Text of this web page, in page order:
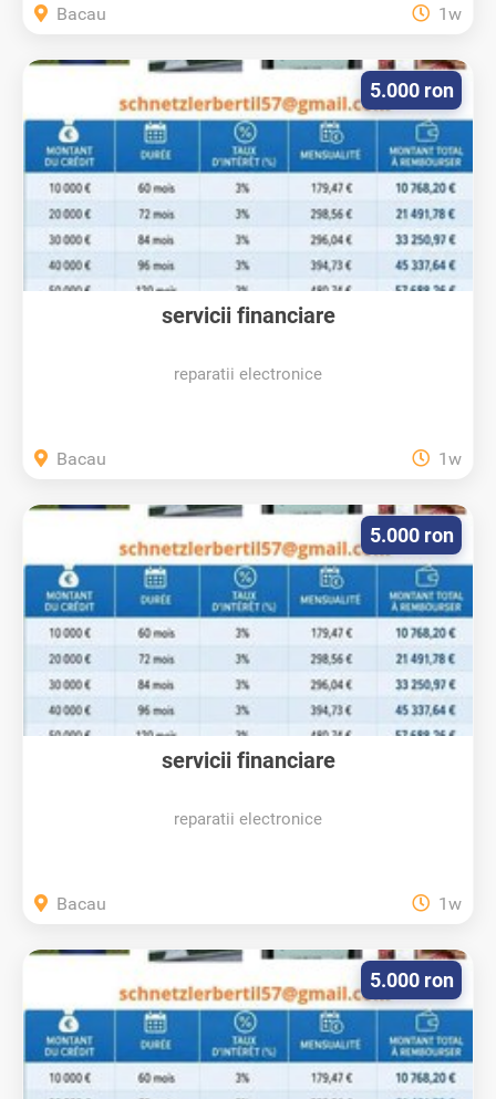
Bacau 1w
servicii financiare
reparatii electronice
5.000 ron
Bacau 1w
servicii financiare
reparatii electronice
5.000 ron
Bacau 1w
5.000 ron